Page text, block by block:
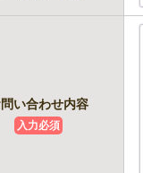
い合わせ内容
入力必須